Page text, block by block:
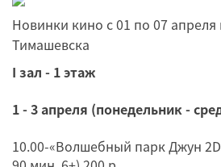
Новинки кино с 01 по 07 апреля
Тимашевска
I зал - 1 этаж
1 - 3 апреля (понедельник -
10.00-«Волшебный парк Джун